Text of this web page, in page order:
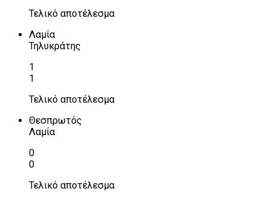
Τελικό αποτέλεσμα
Λαμία
Τηλυκράτης
1
1
Τελικό αποτέλεσμα
Θεσπρωτός
Λαμία
0
0
Τελικό αποτέλεσμα